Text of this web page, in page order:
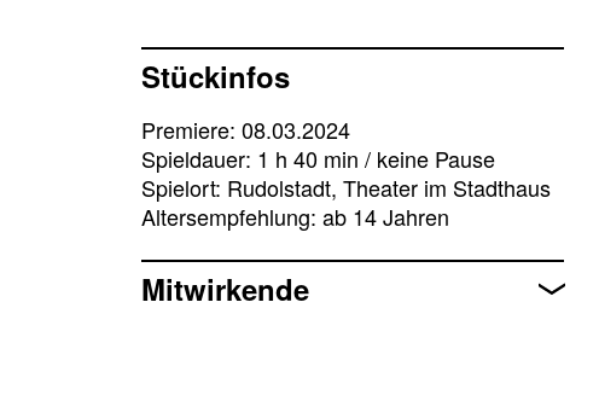
Stückinfos
Premiere: 08.03.2024
Spieldauer: 1 h 40 min / keine Pause
Spielort: Rudolstadt, Theater im Stadthaus
Altersempfehlung: ab 14 Jahren
Mitwirkende